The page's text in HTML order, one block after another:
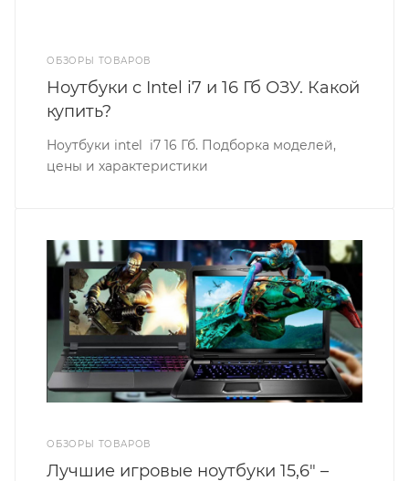
ОБЗОРЫ ТОВАРОВ
Ноутбуки с Intel i7 и 16 Гб ОЗУ. Какой
купить?
Ноутбуки intel i7 16 Гб. Подборка моделей,
цены и характеристики
ОБЗОРЫ ТОВАРОВ
Лучшие игровые ноутбуки 15,6" –